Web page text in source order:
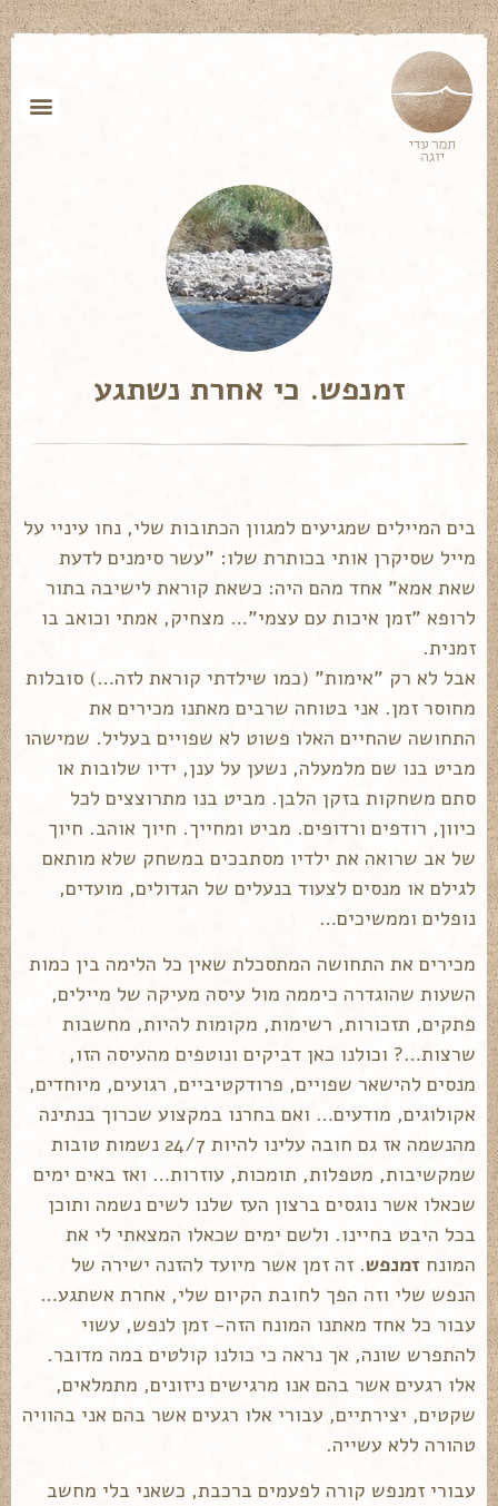
זמנפש. כי אחרת נשתגע
בים המיילים שמגיעים למגוון הכתובות שלי, נחו עיניי על
מייל שסיקרן אותי בכותרת שלו: "עשר סימנים לדעת
שאת אמא" אחד מהם היה: כשאת קוראת לישיבה בתור
לרופא "זמן איכות עם עצמי"… מצחיק, אמתי וכואב בו
זמנית.
אבל לא רק "אימות" (כמו שילדתי קוראת לזה…) סובלות
מחוסר זמן. אני בטוחה שרבים מאתנו מכירים את
התחושה שהחיים האלו פשוט לא שפויים בעליל. שמישהו
מביט בנו שם מלמעלה, נשען על ענן, ידיו שלובות או
סתם משחקות בזקן הלבן. מביט בנו מתרוצצים לכל
כיוון, רודפים ורדופים. מביט ומחייך. חיוך אוהב. חיוך
של אב שרואה את ילדיו מסתבכים במשחק שלא מותאם
לגילם או מנסים לצעוד בנעלים של הגדולים, מועדים,
נופלים וממשיכים…
מכירים את התחושה המתסכלת שאין כל הלימה בין כמות
השעות שהוגדרה כיממה מול עיסה מעיקה של מיילים,
פתקים, תזכורות, רשימות, מקומות להיות, מחשבות
שרצות…? וכולנו כאן דביקים ונוטפים מהעיסה הזו,
מנסים להישאר שפויים, פרודקטיביים, רגועים, מיוחדים,
אקולוגים, מודעים… ואם בחרנו במקצוע שכרוך בנתינה
מהנשמה אז גם חובה עלינו להיות 24/7 נשמות טובות
שמקשיבות, מטפלות, תומכות, עוזרות… ואז באים ימים
שכאלו אשר נוגסים ברצון העז שלנו לשים נשמה ותוכן
בכל היבט בחיינו. ולשם ימים שכאלו המצאתי לי את
המונח זמנפש. זה זמן אשר מיועד להזנה ישירה של
הנפש שלי וזה הפך לחובת הקיום שלי, אחרת אשתגע…
עבור כל אחד מאתנו המונח הזה- זמן לנפש, עשוי
להתפרש שונה, אך נראה כי כולנו קולטים במה מדובר.
אלו רגעים אשר בהם אנו מרגישים ניזונים, מתמלאים,
שקטים, יצירתיים, עבורי אלו רגעים אשר בהם אני בהוויה
טהורה ללא עשייה.
עבורי זמנפש קורה לפעמים ברכבת, כשאני בלי מחשב